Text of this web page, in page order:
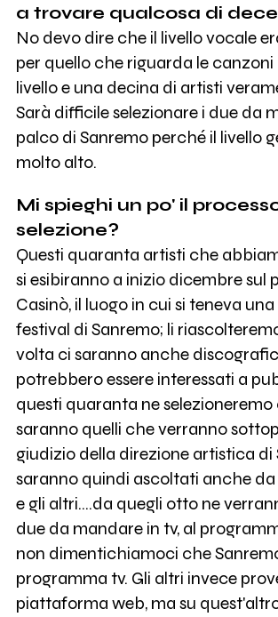
a trovare qualcosa di
No devo dire che il livello vocale
per quello che riguarda le
livello e una decina di artisti
Sarà difficile selezionare i due da
palco di Sanremo perché il livello
molto alto.
Mi spieghi un po' il
selezione?
Questi quaranta artisti che
si esibiranno a inizio dicembre sul
Casinò, il luogo in cui si teneva
festival di Sanremo; li
volta ci saranno anche
potrebbero essere interessati a
questi quaranta ne
saranno quelli che verranno
giudizio della direzione artistica di
saranno quindi ascoltati anche da
e gli altri....da quegli otto ne
due da mandare in tv, al
non dimentichiamoci che
programma tv. Gli altri invece
piattaforma web, ma su